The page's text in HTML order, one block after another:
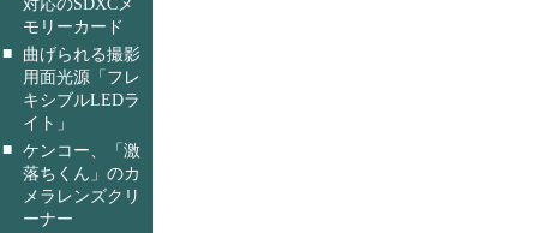
モリーカード
■
曲げられる撮影
用面光源「フレ
キシブルLEDラ
イト」
■ ケンコー、「激
落ちくん」のカ
メラレンズクリ
ーナー